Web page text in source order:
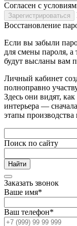
Согласен с
Восстановление
Если вы забыли
для смены пароля,
будут высланы вам
Личный кабинет
полноправно
Здесь они видят,
интерьера —
этапы
Поиск по сайту
Заказать звонок
Ваше имя*
Ваш телефон*